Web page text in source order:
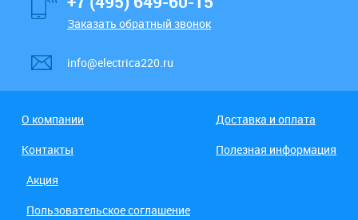
Заказать обратный звонок
info@electrica220.ru
О компании
Доставка и оплата
Контакты
Полезная информация
Акция
Пользовательское соглашение